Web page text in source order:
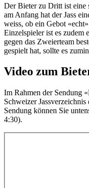
Der Bieter zu Dritt ist eine
am Anfang hat der Jass
weiss, ob ein Gebot
Einzelspieler ist es zudem
gegen das Zweierteam
gespielt hat, sollte es
Video zum
Im Rahmen der Sendung
Schweizer
Sendung können Sie
4:30).